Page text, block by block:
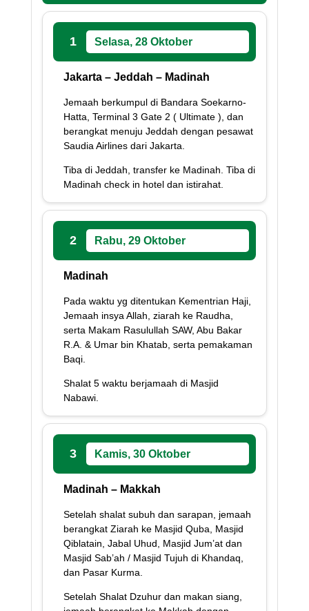
1 Selasa, 28 Oktober
Jakarta – Jeddah – Madinah
Jemaah berkumpul di Bandara Soekarno-
Hatta, Terminal 3 Gate 2 ( Ultimate ), dan
berangkat menuju Jeddah dengan pesawat
Saudia Airlines dari Jakarta.
Tiba di Jeddah, transfer ke Madinah. Tiba di
Madinah check in hotel dan istirahat.
2 Rabu, 29 Oktober
Madinah
Pada waktu yg ditentukan Kementrian Haji,
Jemaah insya Allah, ziarah ke Raudha,
serta Makam Rasulullah SAW, Abu Bakar
R.A. & Umar bin Khatab, serta pemakaman
Baqi.
Shalat 5 waktu berjamaah di Masjid
Nabawi.
3 Kamis, 30 Oktober
Madinah – Makkah
Setelah shalat subuh dan sarapan, jemaah
berangkat Ziarah ke Masjid Quba, Masjid
Qiblatain, Jabal Uhud, Masjid Jum’at dan
Masjid Sab’ah / Masjid Tujuh di Khandaq,
dan Pasar Kurma.
Setelah Shalat Dzuhur dan makan siang,